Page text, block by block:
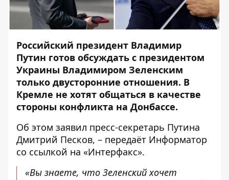
Российский президент Владимир
Путин готов обсуждать с президентом
Украины Владимиром Зеленским
только двусторонние отношения. В
Кремле не хотят общаться в качестве
стороны конфликта на Донбассе.
Об этом заявил пресс-секретарь Путина
Дмитрий Песков, – передаёт Информатор
со ссылкой на «Интерфакс».
«Вы знаете, что Зеленский хочет